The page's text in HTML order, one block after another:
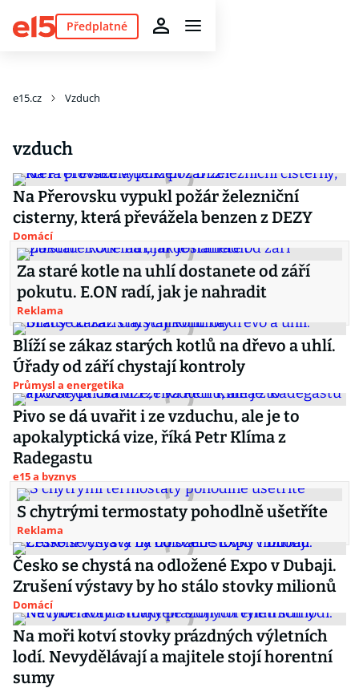
Předplatné
e15.cz Vzduch
vzduch
Na Přerovsku vypukl požár železniční
cisterny, která převážela benzen z DEZY
Domácí
Za staré kotle na uhlí dostanete od září
pokutu. E.ON radí, jak je nahradit
Reklama
Blíží se zákaz starých kotlů na dřevo a uhlí.
Úřady od září chystají kontroly
Průmysl a energetika
Pivo se dá uvařit i ze vzduchu, ale je to
apokalyptická vize, říká Petr Klíma z
Radegastu
e15 a byznys
S chytrými termostaty pohodlně ušetříte
Reklama
Česko se chystá na odložené Expo v Dubaji.
Zrušení výstavy by ho stálo stovky milionů
Domácí
Na moři kotví stovky prázdných výletních
lodí. Nevydělávají a majitele stojí horentní
sumy